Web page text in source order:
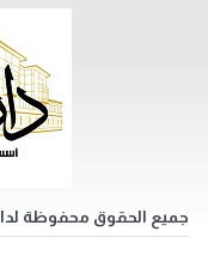
جميع الحقوق محفوظة